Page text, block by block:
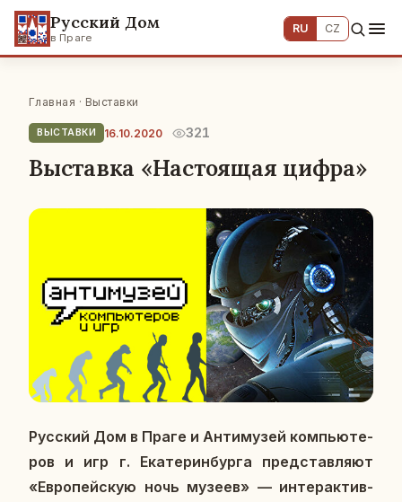
Русский Дом
в Праге
RU CZ
Главная · Выставки
ВЫСТАВКИ 16.10.2020 321
Выставка «Настоящая цифра»
Рус­ский Дом в Праге и Ан­ти­му­зей ком­пью­те­
ров и игр г. Ека­те­рин­бур­га пред­став­ля­ют
«Ев­ро­пей­скую ночь музеев» — ин­тер­ак­тив­